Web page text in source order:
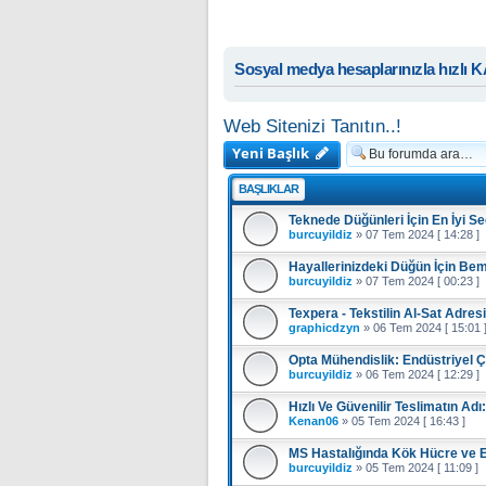
Sosyal medya hesaplarınızla hızlı
Web Sitenizi Tanıtın..!
Yeni Başlık
BAŞLIKLAR
Teknede Düğünleri İçin En İyi
burcuyildiz » 07 Tem 2024 [ 14:28 ]
Hayallerinizdeki Düğün İçin
burcuyildiz » 07 Tem 2024 [ 00:23 ]
Texpera - Tekstilin Al-Sat Adresi
graphicdzyn » 06 Tem 2024 [ 15:01 ]
Opta Mühendislik: Endüstriyel
burcuyildiz » 06 Tem 2024 [ 12:29 ]
Hızlı Ve Güvenilir Teslimatın
Kenan06 » 05 Tem 2024 [ 16:43 ]
MS Hastalığında Kök Hücre ve
burcuyildiz » 05 Tem 2024 [ 11:09 ]